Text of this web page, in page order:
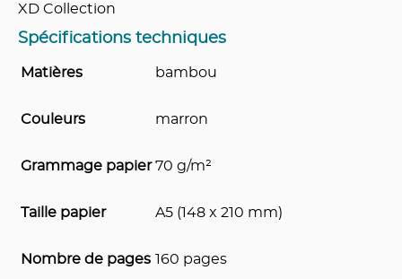
XD Collection
Spécifications techniques
Matières bambou
Couleurs marron
Grammage papier 70 g/m²
Taille papier A5 (148 x 210 mm)
Nombre de pages 160 pages